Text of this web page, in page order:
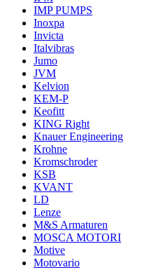
IMP PUMPS
Inoxpa
Invicta
Italvibras
Jumo
JVM
Kelvion
KEM-P
Keofitt
KING Right
Knauer Engineering
Krohne
Kromschroder
KSB
KVANT
LD
Lenze
M&S Armaturen
MOSCA MOTORI
Motive
Motovario